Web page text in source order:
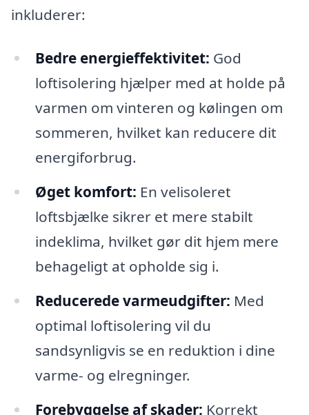
inkluderer:
Bedre energieffektivitet: God
loftisolering hjælper med at holde på
varmen om vinteren og kølingen om
sommeren, hvilket kan reducere dit
energiforbrug.
Øget komfort: En velisoleret
loftsbjælke sikrer et mere stabilt
indeklima, hvilket gør dit hjem mere
behageligt at opholde sig i.
Reducerede varmeudgifter: Med
optimal loftisolering vil du
sandsynligvis se en reduktion i dine
varme- og elregninger.
Forebyggelse af skader: Korrekt